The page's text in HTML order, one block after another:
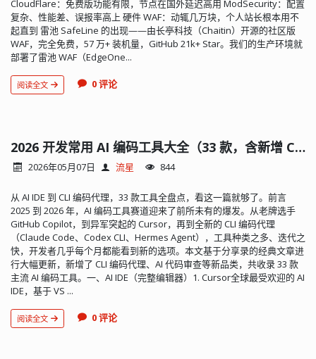
CloudFlare：免费版功能有限，节点在国外延迟高用 ModSecurity：配置
复杂、性能差、误报率高上 硬件 WAF：动辄几万块，个人站长根本用不
起直到 雷池 SafeLine 的出现——由长亭科技（Chaitin）开源的社区版
WAF，完全免费，57 万+ 装机量，GitHub 21k+ Star。我们的生产环境就
部署了雷池 WAF（EdgeOne...
阅读全文 0 评论
2026 开发常用 AI 编码工具大全（33 款，含新增 CLI 代理）
2026年05月07日 流星 844
从 AI IDE 到 CLI 编码代理，33 款工具全盘点，看这一篇就够了。前言
2025 到 2026 年，AI 编码工具赛道迎来了前所未有的爆发。从老牌选手
GitHub Copilot，到异军突起的 Cursor，再到全新的 CLI 编码代理
（Claude Code、Codex CLI、Hermes Agent），工具种类之多、迭代之
快，开发者几乎每个月都能看到新的选项。本文基于分享录的经典文章进
行大幅更新，新增了 CLI 编码代理、AI 代码审查等新品类，共收录 33 款
主流 AI 编码工具。一、AI IDE（完整编辑器）1. Cursor全球最受欢迎的 AI
IDE，基于 VS ...
阅读全文 0 评论